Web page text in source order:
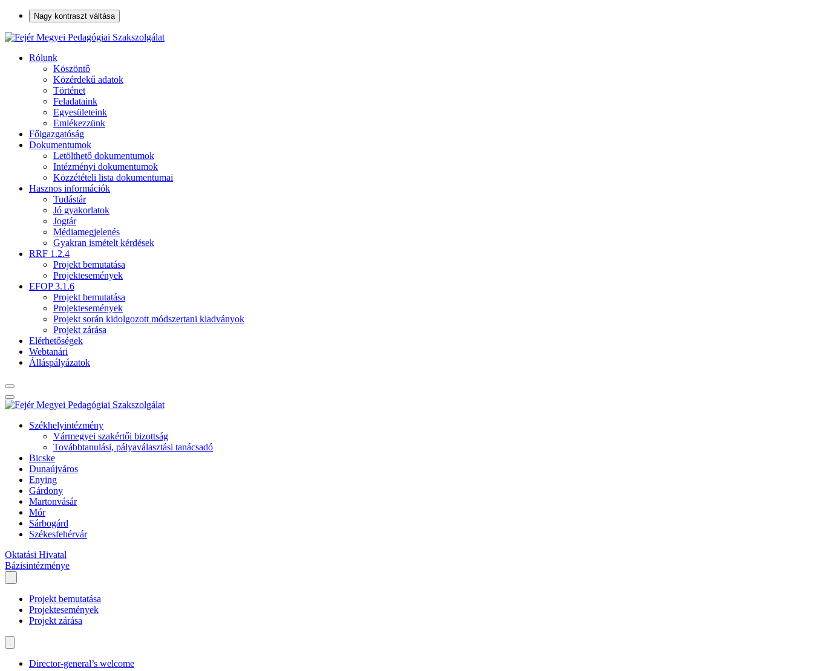
Nagy kontraszt váltása
Rólunk
Köszöntő
Közérdekű adatok
Történet
Feladataink
Egyesületeink
Emlékezzünk
Főigazgatóság
Dokumentumok
Letölthető dokumentumok
Intézményi dokumentumok
Közzétételi lista dokumentumai
Hasznos információk
Tudástár
Jó gyakorlatok
Jogtár
Médiamegjelenés
Gyakran ismételt kérdések
RRF 1.2.4
Projekt bemutatása
Projektesemények
EFOP 3.1.6
Projekt bemutatása
Projektesemények
Projekt során kidolgozott módszertani kiadványok
Projekt zárása
Elérhetőségek
Webtanári
Álláspályázatok
Székhelyintézmény
Vármegyei szakértői bizottság
Továbbtanulási, pályaválasztási tanácsadó
Bicske
Dunaújváros
Enying
Gárdony
Martonvásár
Mór
Sárbogárd
Székesfehérvár
Oktatási Hivatal
Bázisintézménye
Projekt bemutatása
Projektesemények
Projekt zárása
Director-general’s welcome